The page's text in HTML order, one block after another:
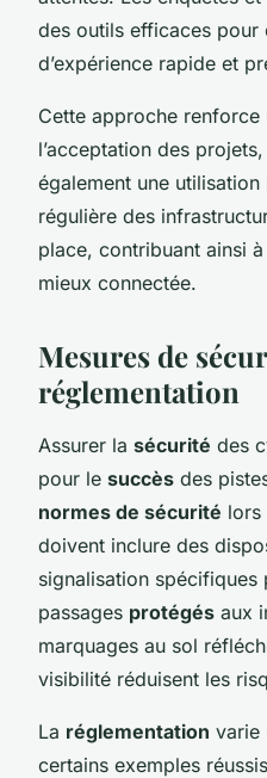
des outils efficaces pour
d’expérience rapide et
Cette approche renforce
l’acceptation des
également une
régulière des
place, contribuant ainsi
mieux connectée.
Mesures de
réglementation
Assurer la sécurité des
pour le succès des
normes de sécurité lors
doivent inclure des
signalisation spécifiques
passages protégés aux
marquages au sol
visibilité réduisent les
La réglementation varie
certains exemples